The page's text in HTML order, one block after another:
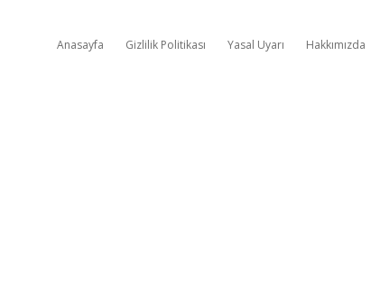
Anasayfa Gizlilik Politikası Yasal Uyarı Hakkımızda